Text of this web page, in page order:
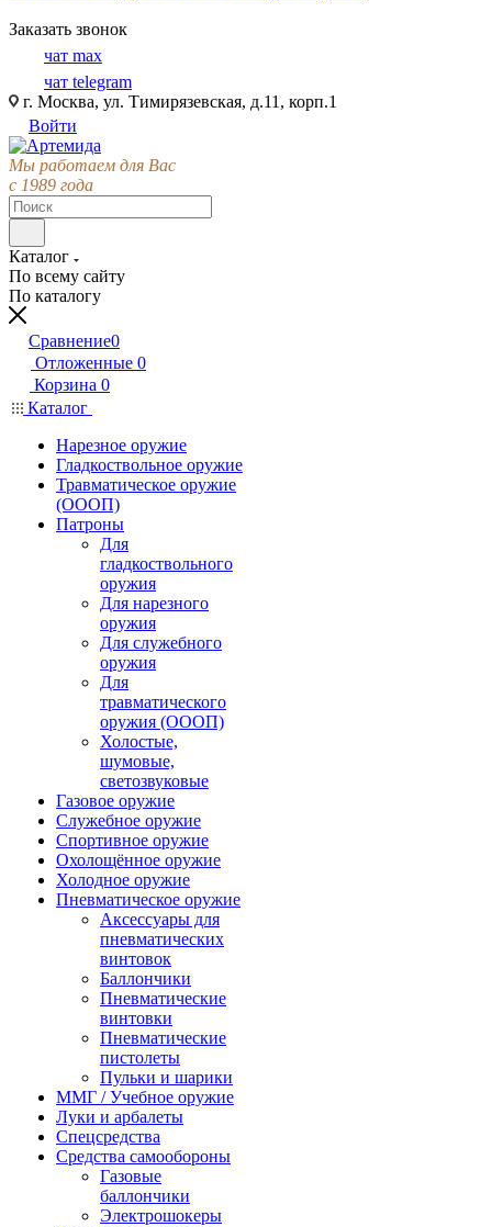
Заказать звонок
чат max
чат telegram
г. Москва, ул. Тимирязевская, д.11, корп.1
Войти
Мы работаем для Вас
с 1989 года
Каталог
По всему сайту
По каталогу
Сравнение0
Отложенные 0
Корзина 0
Каталог
Нарезное оружие
Гладкоствольное оружие
Травматическое оружие
(ОООП)
Патроны
Для
гладкоствольного
оружия
Для нарезного
оружия
Для служебного
оружия
Для
травматического
оружия (ОООП)
Холостые,
шумовые,
светозвуковые
Газовое оружие
Служебное оружие
Спортивное оружие
Охолощённое оружие
Холодное оружие
Пневматическое оружие
Аксессуары для
пневматических
винтовок
Баллончики
Пневматические
винтовки
Пневматические
пистолеты
Пульки и шарики
ММГ / Учебное оружие
Луки и арбалеты
Спецсредства
Средства самообороны
Газовые
баллончики
Электрошокеры